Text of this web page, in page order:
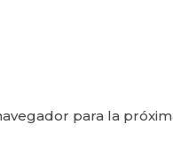
para la